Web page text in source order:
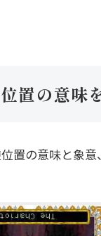
の意味
置の意味と象